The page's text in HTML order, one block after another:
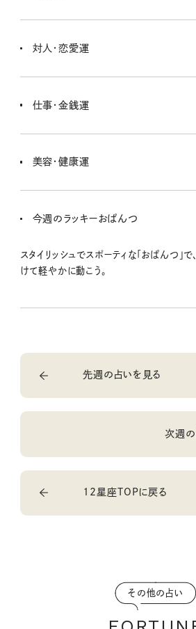
着手しよ！ 電池切れの時計、洋服のほつれ
対人・恋愛運
ェイクニュースが流れてくるかも？ なので
仕事・金銭運
買い替えどきだ〜。思い切りのよさが金運ア
美容・健康運
といいよ！ 理想の人の美容法を真似てみ
今週のラッキーおぱんつ
スタイリッシュでスポーティな「おぱんつ」
けて軽やかに動こう。
先週の占いを見る
次週の
12星座TOPに戻る
その他の占い